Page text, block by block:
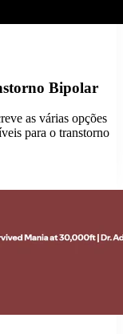
Bipolar
as várias opções
para o transtorno